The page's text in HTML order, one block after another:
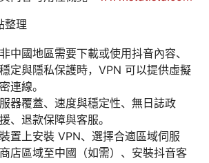
整理
中國地區需要下載或使用抖音內容、
定與隱私保護時，VPN 可以提供虛擬
連線。
器覆蓋、速度與穩定性、無日誌政
、退款保障與客服。
置上安裝 VPN、選擇合適區域伺服
店區域至中國（如需）、安裝抖音客